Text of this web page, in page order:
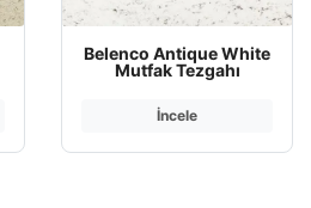
Belenco Antique White
Mutfak Tezgahı
İncele